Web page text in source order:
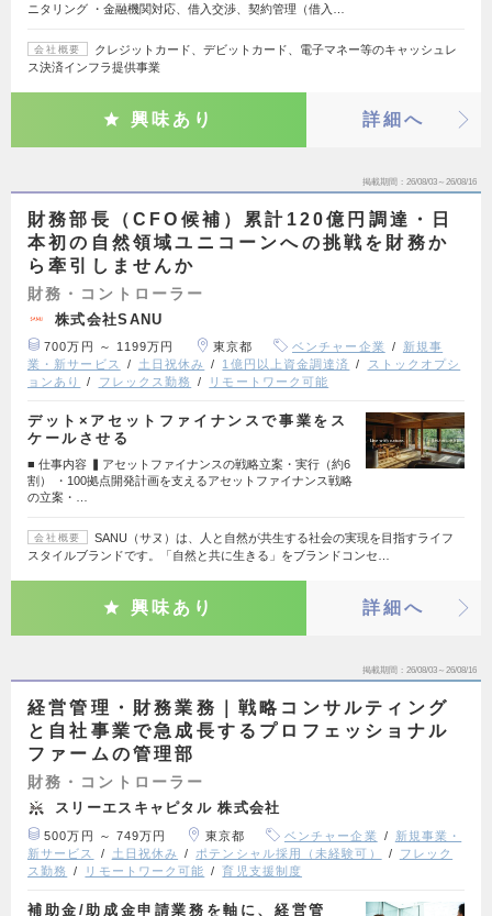
ニタリング ・金融機関対応、借入交渉、契約管理（借入…
会社概要
クレジットカード、デビットカード、電子マネー等のキャッシュレ
ス決済インフラ提供事業
興味あり 詳細へ
掲載期間 26/08/03～26/08/16
財務部長（CFO候補）累計120億円調達・日
本初の自然領域ユニコーンへの挑戦を財務か
ら牽引しませんか
財務・コントローラー
株式会社SANU
700万円 ～ 1199万円 東京都 ベンチャー企業
新規事
業・新サービス
土日祝休み 1億円以上資金調達済
ストックオプシ
ョンあり
フレックス勤務 リモートワーク可能
デット×アセットファイナンスで事業をス
ケールさせる
■ 仕事内容 ▍アセットファイナンスの戦略立案・実行（約6
割） ・100拠点開発計画を支えるアセットファイナンス戦略
の立案・…
会社概要
SANU（サヌ）は、人と自然が共生する社会の実現を目指すライフ
スタイルブランドです。「自然と共に生きる」をブランドコンセ…
興味あり 詳細へ
掲載期間 26/08/03～26/08/16
経営管理・財務業務｜戦略コンサルティング
と自社事業で急成長するプロフェッショナル
ファームの管理部
財務・コントローラー
スリーエスキャピタル 株式会社
500万円 ～ 749万円 東京都 ベンチャー企業
新規事業・
新サービス
土日祝休み ポテンシャル採用（未経験可）
フレック
ス勤務
リモートワーク可能 育児支援制度
補助金/助成金申請業務を軸に、経営管